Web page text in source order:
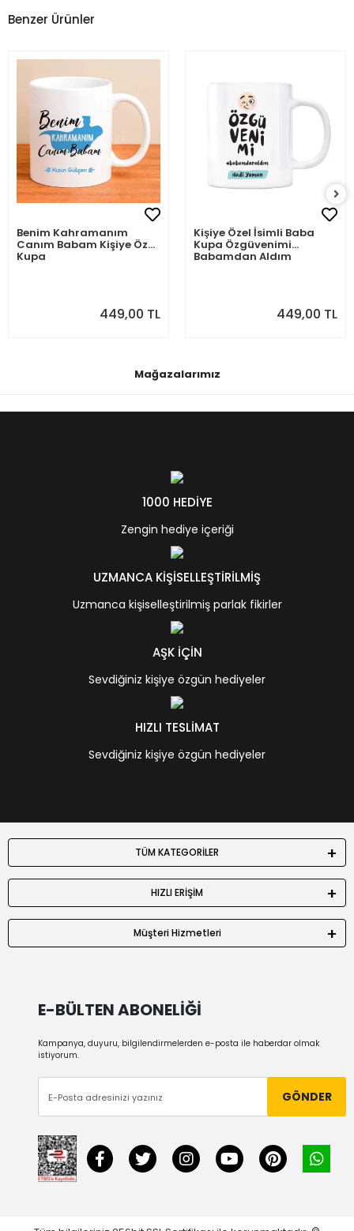
Benzer Ürünler
Benim Kahramanım
Canım Babam Kişiye Özel
Kupa
449,00 TL
Kişiye Özel İsimli Baba
Kupa Özgüvenimi
Babamdan Aldım
449,00 TL
Mağazalarımız
1000 HEDİYE
Zengin hediye içeriği
UZMANCA KİŞİSELLEŞTİRİLMİŞ
Uzmanca kişiselleştirilmiş parlak fikirler
AŞK İÇİN
Sevdiğiniz kişiye özgün hediyeler
HIZLI TESLİMAT
Sevdiğiniz kişiye özgün hediyeler
TÜM KATEGORİLER
HIZLI ERİŞİM
Müşteri Hizmetleri
E-BÜLTEN ABONELİĞİ
Kampanya, duyuru, bilgilendirmelerden e-posta ile haberdar olmak
istiyorum.
GÖNDER